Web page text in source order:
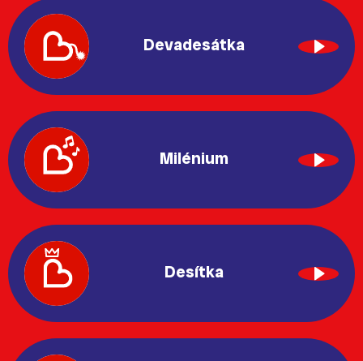
Devadesátka
Milénium
Desítka